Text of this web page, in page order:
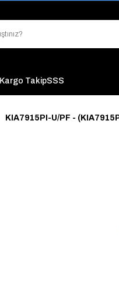
"Binlerce Ürün Çeşitliliği
"Toptan Fiyatına Perakende
Kargo TakipSSS
KIA7915PI-U/PF -